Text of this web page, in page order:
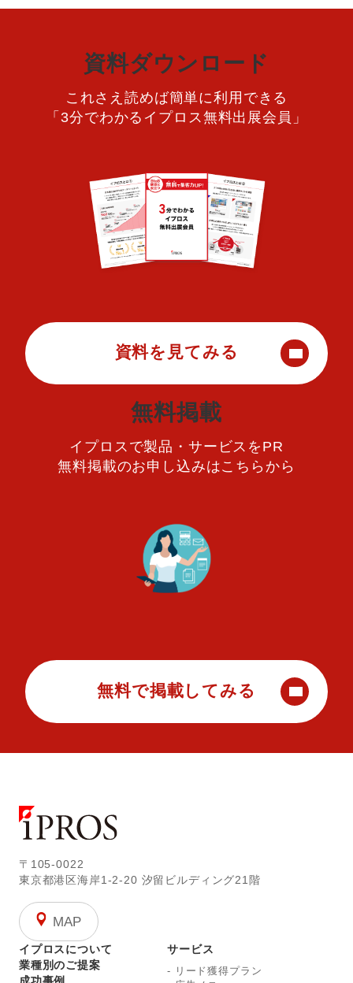
資料ダウンロード
これさえ読めば簡単に利用できる
「3分でわかるイプロス無料出展会員」
資料を見てみる
無料掲載
イプロスで製品・サービスをPR
無料掲載のお申し込みはこちらから
無料で掲載してみる
〒105-0022
東京都港区海岸1-2-20 汐留ビルディング21階
MAP
イプロスについて
業種別のご提案
成功事例
サービス
- リード獲得プラン